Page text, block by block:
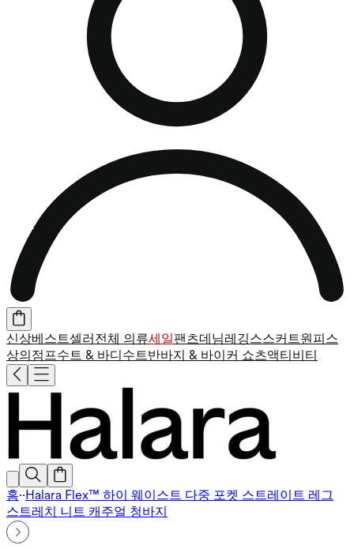
신상베스트셀러 전체 의류세일팬츠데님레깅스스커트원피스
상의 점프수트 & 바디수트반바지 & 바이커 쇼츠액티비티
홈··Halara Flex™ 하이 웨이스트 다중 포켓 스트레이트 레그
스트레치 니트 캐주얼 청바지